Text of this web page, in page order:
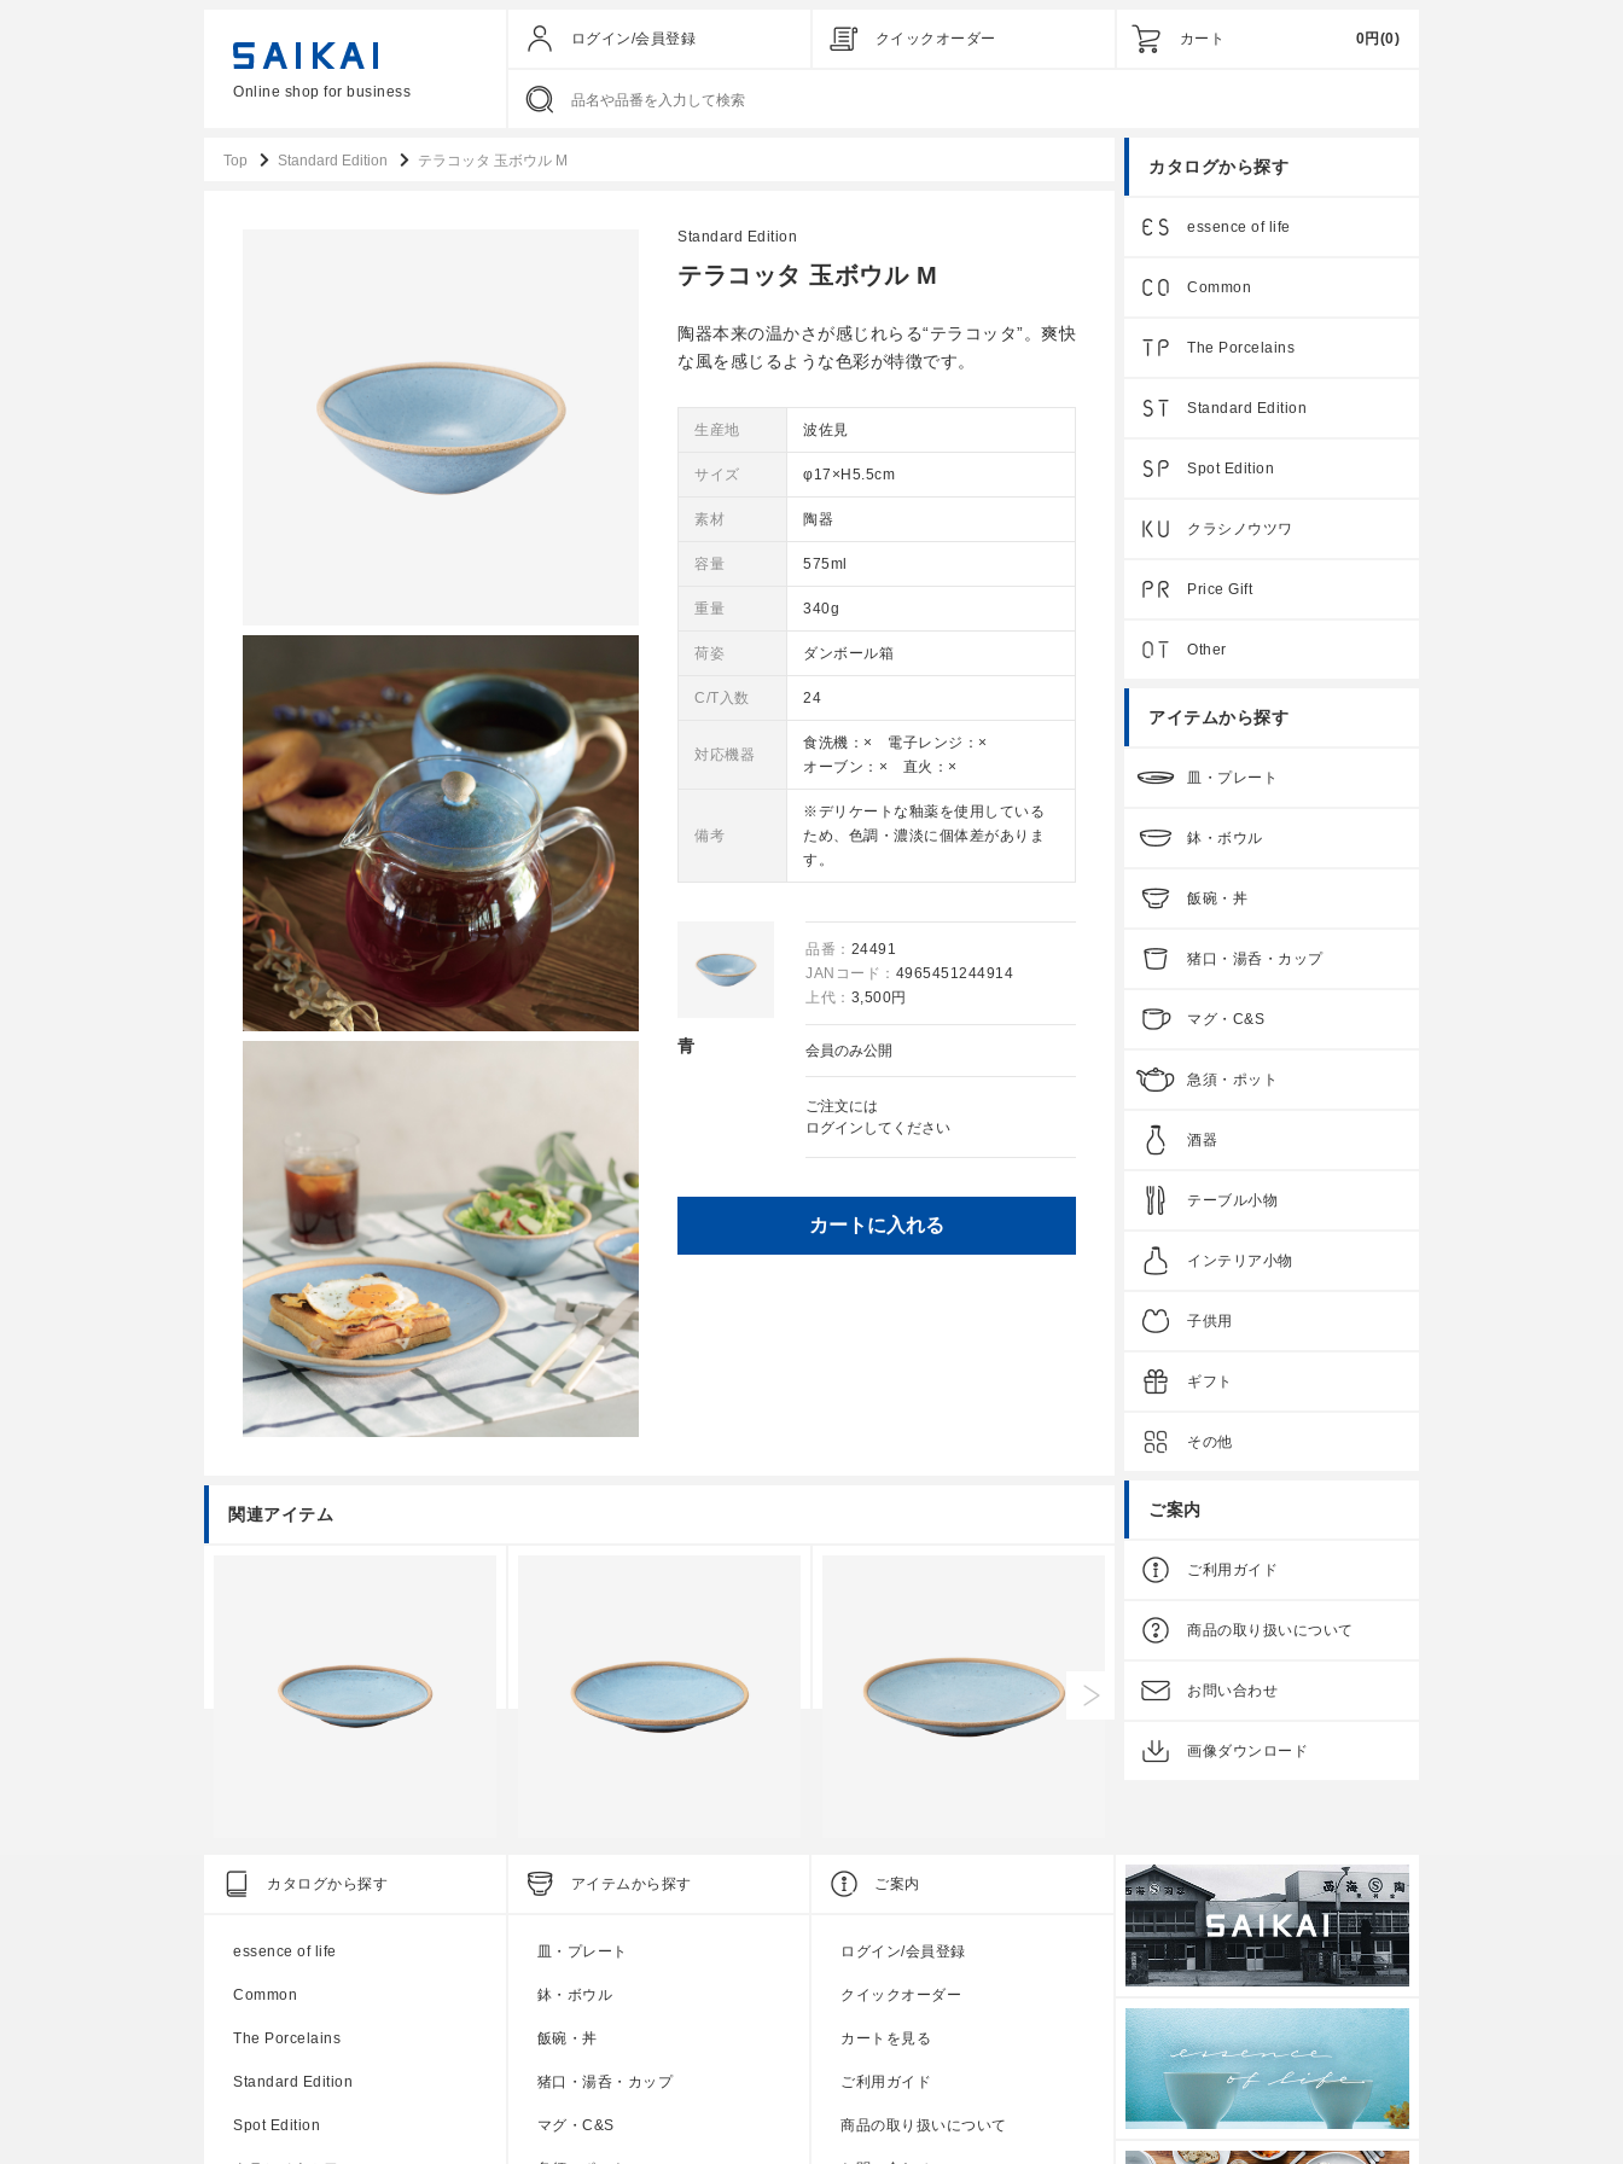
Online shop for business
ログイン/会員登録 クイックオーダー カート 0円 (0)
Top Standard Edition テラコッタ 玉ボウル M
テラコッタ 玉ボウル M
Standard Edition
陶器本来の温かさが感じれらる“テラコッタ”。爽快
な風を感じるような色彩が特徴です。
生産地 波佐見
サイズ φ17×H5.5cm
素材 陶器
容量 575ml
重量 340g
荷姿 ダンボール箱
C/T入数 24
対応機器
食洗機：× 電子レンジ：×
オーブン：× 直火：×
備考
※デリケートな釉薬を使用している
ため、色調・濃淡に個体差がありま
す。
青
品番： 24491
JANコード： 4965451244914
上代： 3,500円
会員のみ公開
ご注文には
ログイン してください
カートに入れる
関連アイテム
テラコッタ 玉フルーツ皿
テラコッタ 玉6号皿
テラコッタ 玉8号皿
Standard Edition
テラコッタ 玉ボウル SS
上代1,700円
カタログから探す
essence of life
Common
The Porcelains
Standard Edition
Spot Edition
クラシノウツワ
Price Gift
Other
アイテムから探す
皿・プレート
鉢・ボウル
飯碗・丼
猪口・湯呑・カップ
マグ・C&S
急須・ポット
酒器
テーブル小物
インテリア小物
子供用
ギフト
その他
ご案内
ご利用ガイド
商品の取り扱いについて
お問い合わせ
画像ダウンロード
カタログから探す
essence of life
Common
The Porcelains
Standard Edition
Spot Edition
アイテムから探す
皿・プレート
鉢・ボウル
飯碗・丼
猪口・湯呑・カップ
マグ・C&S
ご案内
ログイン/会員登録
クイックオーダー
カートを見る
ご利用ガイド
商品の取り扱いについて